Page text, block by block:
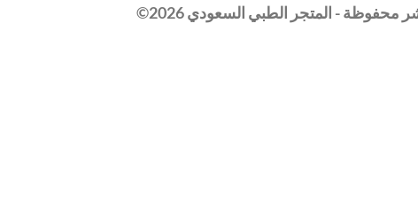
محفوظة - المتجر الطبي السعودي 2026©